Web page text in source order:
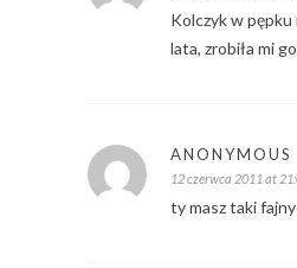
Kolczyk w pępku
lata, zrobiła mi
ANONYMOUS
12 czerwca 2011 at
ty masz taki